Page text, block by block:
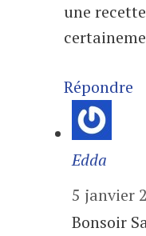
une
Répondre
Edda
5 janvier
Bonsoir